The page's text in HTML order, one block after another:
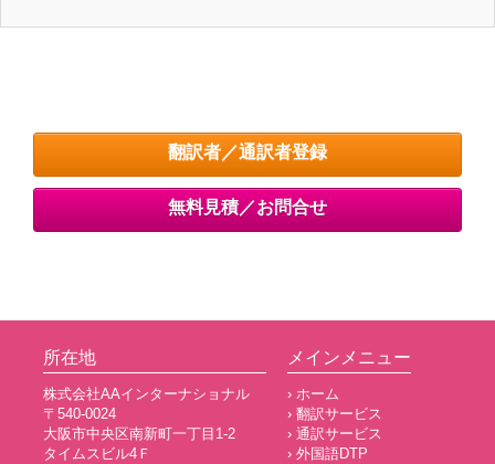
翻訳者／通訳者登録
無料見積／お問合せ
所在地
株式会社AAインターナショナル
〒540-0024
大阪市中央区南新町一丁目1-2
タイムスビル4Ｆ
メインメニュー
› ホーム
› 翻訳サービス
› 通訳サービス
› 外国語DTP